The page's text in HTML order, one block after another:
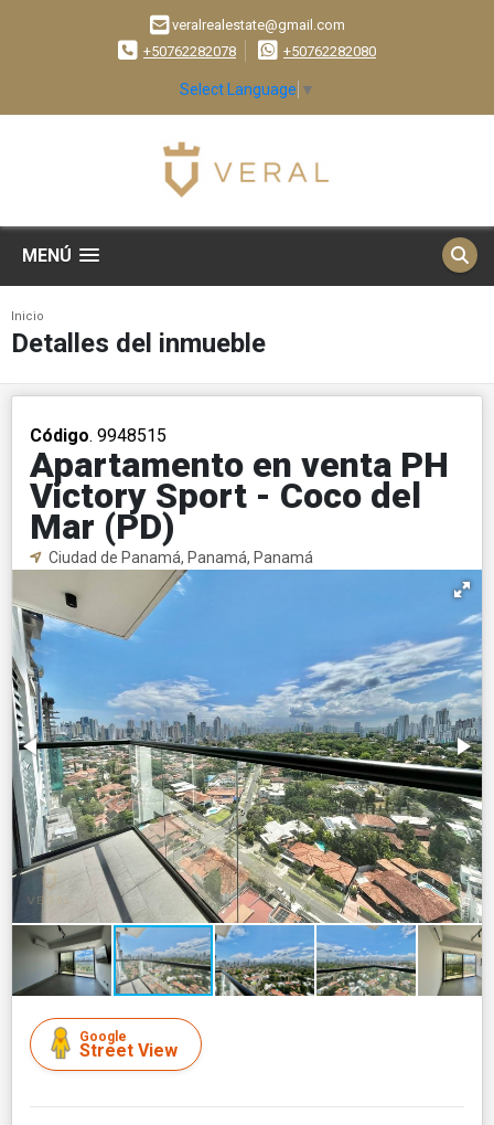
veralrealestate@gmail.com
+50762282078
+50762282080
Select Language ▼
MENÚ
Inicio
Detalles del inmueble
Código. 9948515
Apartamento en venta PH
Victory Sport - Coco del
Mar (PD)
Ciudad de Panamá, Panamá, Panamá
Google
Street View